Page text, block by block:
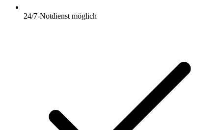
24/7-Notdienst möglich